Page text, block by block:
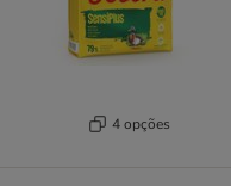
4 opções